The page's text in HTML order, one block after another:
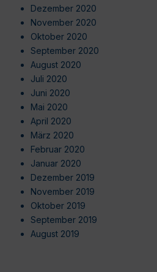
Dezember 2020
November 2020
Oktober 2020
September 2020
August 2020
Juli 2020
Juni 2020
Mai 2020
April 2020
März 2020
Februar 2020
Januar 2020
Dezember 2019
November 2019
Oktober 2019
September 2019
August 2019